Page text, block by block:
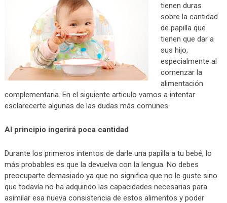
tienen duras
sobre la cantidad
de papilla que
tienen que dar a
sus hijo,
especialmente al
comenzar la
alimentación
complementaria. En el siguiente articulo vamos a intentar
esclarecerte algunas de las dudas más comunes.
Al principio ingerirá poca cantidad
Durante los primeros intentos de darle una papilla a tu bebé, lo
más probables es que la devuelva con la lengua. No debes
preocuparte demasiado ya que no significa que no le guste sino
que todavía no ha adquirido las capacidades necesarias para
asimilar esa nueva consistencia de estos alimentos y poder